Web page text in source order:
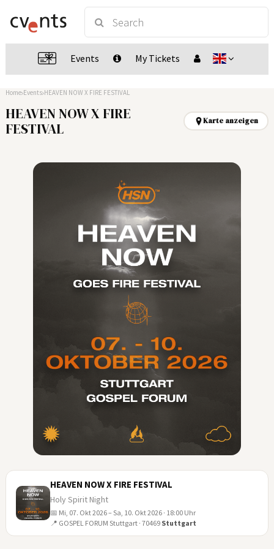
Events My Tickets
Home Events HEAVEN NOW X FIRE FESTIVAL
HEAVEN NOW X FIRE
FESTIVAL
Karte anzeigen
OKT
HEAVEN NOW X FIRE FESTIVAL
Holy Spirit Night
📅 Mi, 07. Okt 2026 – Sa, 10. Okt 2026 · 18:00 Uhr
📍 GOSPEL FORUM Stuttgart · 70469 Stuttgart